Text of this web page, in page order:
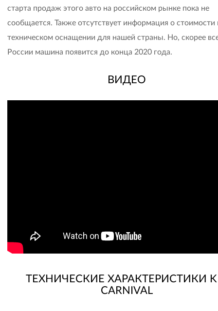
старта продаж этого авто на российском рынке пока не
сообщается. Также отсутствует информация о стоимости
техническом оснащении для нашей страны. Но, скорее
России машина появится до конца 2020 года.
ВИДЕО
ТЕХНИЧЕСКИЕ ХАРАКТЕРИСТИКИ
CARNIVAL